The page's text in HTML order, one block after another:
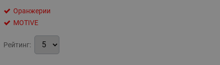
Оранжерии
MOTIVE
Рейтинг: